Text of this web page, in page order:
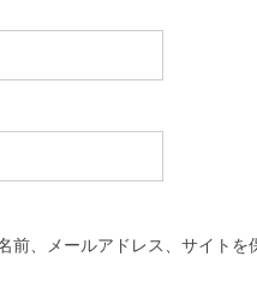
、メールアドレス、サイトを